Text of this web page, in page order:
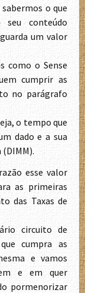
o que
conteúdo
um valor
como o Sense
cumprir as
no parágrafo
o tempo que
dado e a sua
esse valor
as primeiras
das Taxas de
circuito de
cumpra as
e vamos
e em quer
pormenorizar